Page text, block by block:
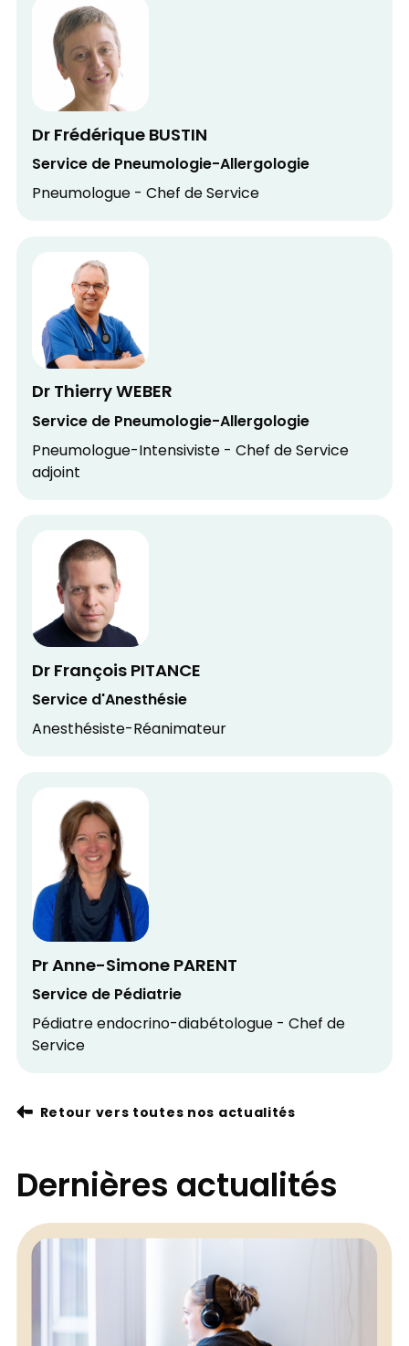
Dr Frédérique BUSTIN
Service de Pneumologie-Allergologie
Pneumologue - Chef de Service
Dr Thierry WEBER
Service de Pneumologie-Allergologie
Pneumologue-Intensiviste - Chef de Service
adjoint
Dr François PITANCE
Service d'Anesthésie
Anesthésiste-Réanimateur
Pr Anne-Simone PARENT
Service de Pédiatrie
Pédiatre endocrino-diabétologue - Chef de
Service
Retour vers toutes nos actualités
Dernières actualités